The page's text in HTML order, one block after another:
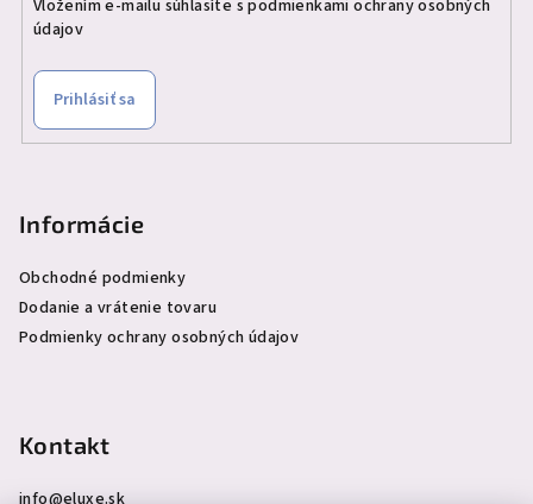
Vložením e-mailu súhlasíte spodmienkami ochrany osobných
údajov
Prihlásiť sa
Informácie
Obchodné podmienky
Dodanie a vrátenie tovaru
Podmienky ochrany osobných údajov
Kontakt
info@eluxe.sk